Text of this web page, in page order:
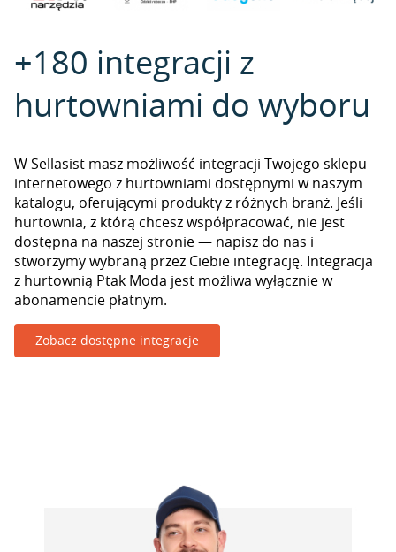
+180 integracji z
hurtowniami do wyboru
W Sellasist masz możliwość integracji Twojego sklepu
internetowego z hurtowniami dostępnymi w naszym
katalogu, oferującymi produkty z różnych branż. Jeśli
hurtownia, z którą chcesz współpracować, nie jest
dostępna na naszej stronie — napisz do nas i
stworzymy wybraną przez Ciebie integrację. Integracja
z hurtownią Ptak Moda jest możliwa wyłącznie w
abonamencie płatnym.
Zobacz dostępne integracje